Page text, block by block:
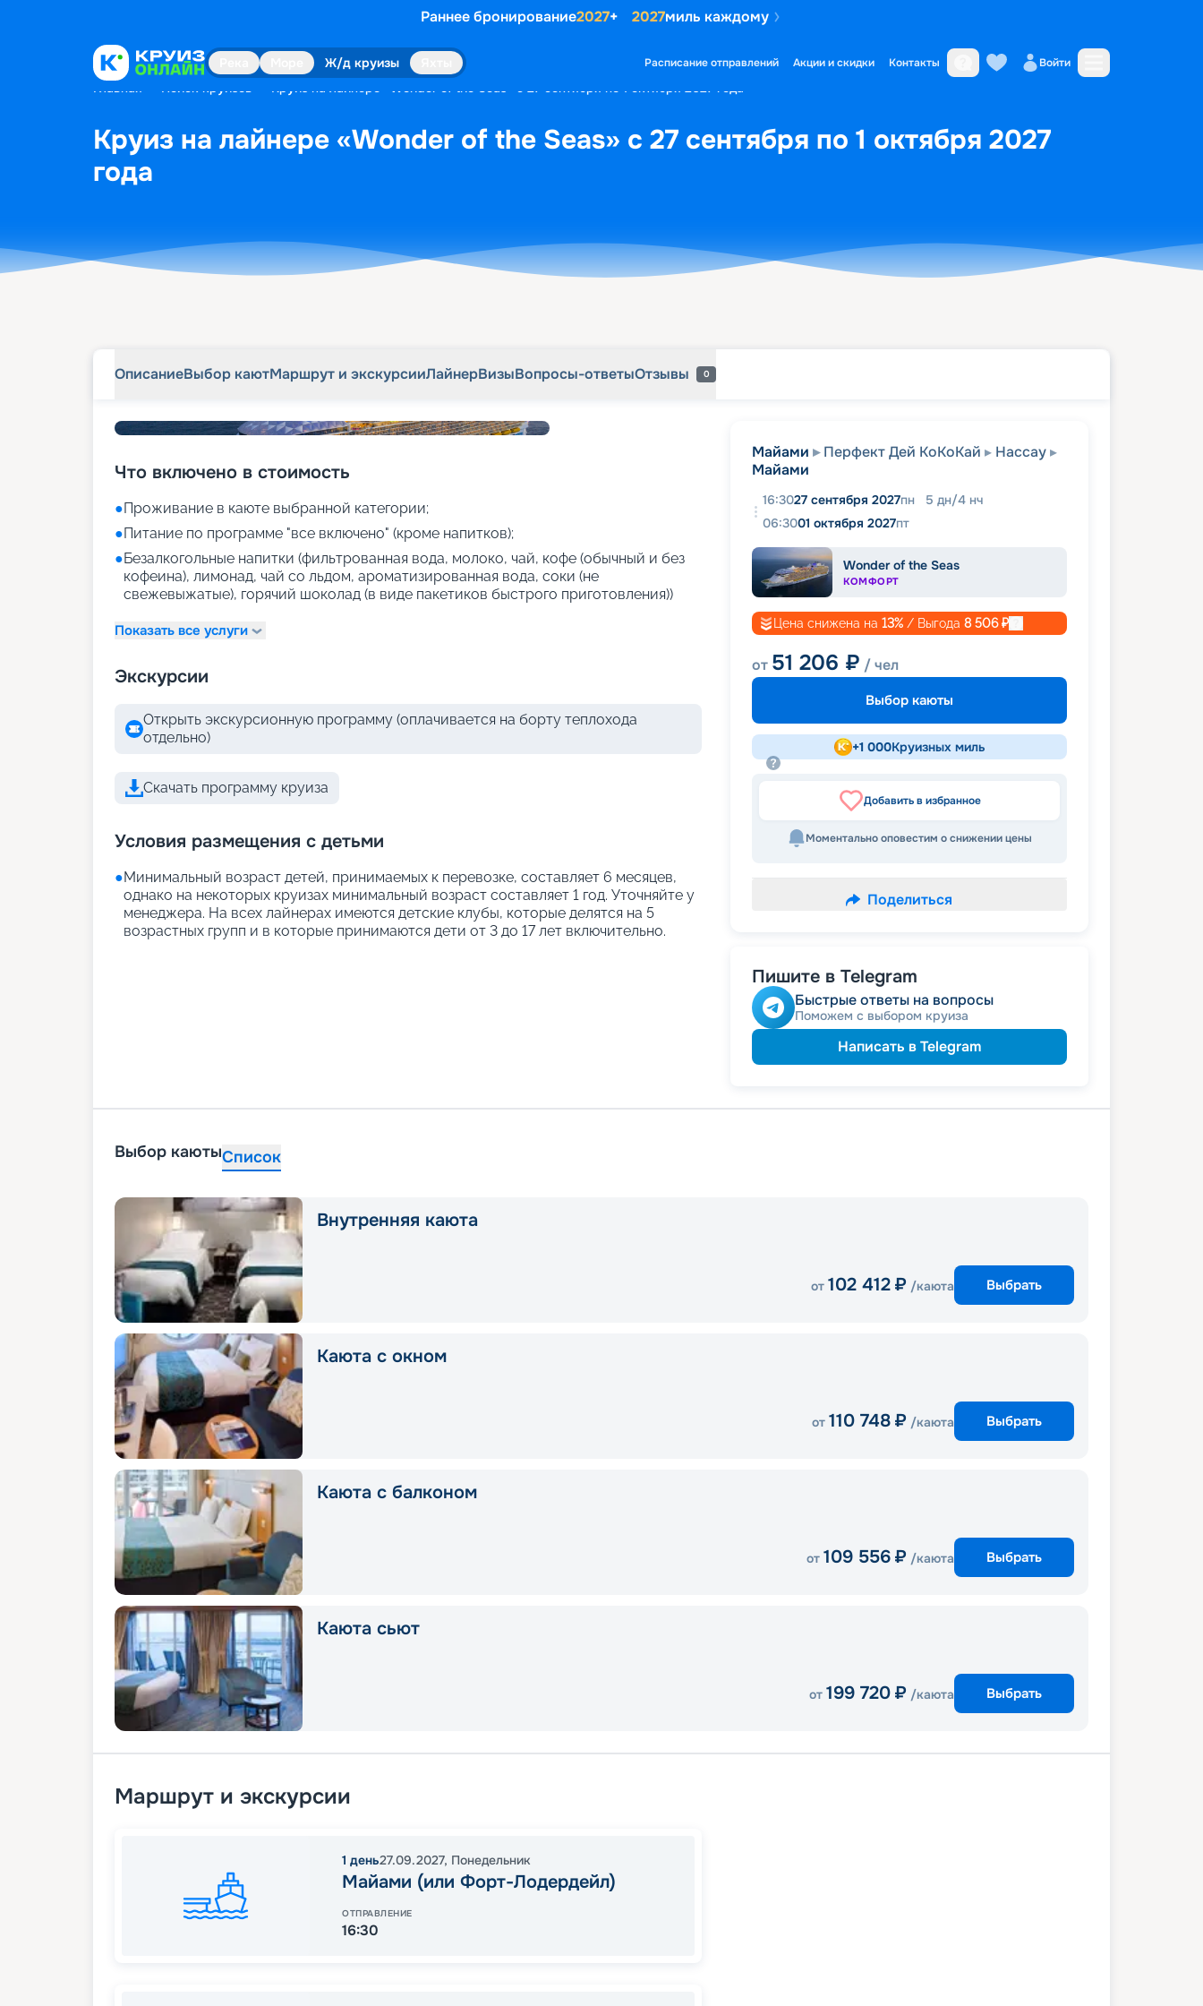
Раннее бронирование2027+ 2027миль каждому
Ж/д круизы Расписание отправлений Акции и скидки Контакты Войти
Главная Поиск круизов Круиз на лайнере «Wonder of the Seas» с 27 сентября по 1 октября 2027 года
Круиз на лайнере «Wonder of the Seas» с 27 сентября по 1 октября 2027
года
ОписаниеВыбор каютМаршрут и экскурсииЛайнерВизыВопросы-ответыОтзывы 0
Что включено в стоимость
●Проживание в каюте выбранной категории;
●Питание по программе "все включено" (кроме напитков);
●Безалкогольные напитки (фильтрованная вода, молоко, чай, кофе (обычный и без
кофеина), лимонад, чай со льдом, ароматизированная вода, соки (не
свежевыжатые), горячий шоколад (в виде пакетиков быстрого приготовления))
Показать все услуги
Экскурсии
Открыть экскурсионную программу (оплачивается на борту теплохода
отдельно)
Скачать программу круиза
Условия размещения с детьми
●Минимальный возраст детей, принимаемых к перевозке, составляет 6 месяцев,
однако на некоторых круизах минимальный возраст составляет 1 год. Уточняйте у
менеджера. На всех лайнерах имеются детские клубы, которые делятся на 5
возрастных групп и в которые принимаются дети от 3 до 17 лет включительно.
Майами Перфект Дей КоКоКай
Нассау
Майами
16:3027 сентября 2027пн 5 дн/4 нч
06:3001 октября 2027пт
Wonder of the Seas
КОМФОРТ
Цена снижена на 13% / Выгода 8 506₽
от 51 206 ₽ / чел
Выбор каюты
+1 000Круизных миль
Добавить в избранное
Моментально оповестим о снижении цены
Поделиться
Пишите в Telegram
Быстрые ответы на вопросы
Поможем с выбором круиза
Написать в Telegram
Выбор каютыСписок
Внутренняя каюта
от 102 412 ₽ /каюта Выбрать
Каюта с окном
от 110 748 ₽ /каюта Выбрать
Каюта с балконом
от 109 556 ₽ /каюта Выбрать
Каюта сьют
от 199 720 ₽ /каюта Выбрать
Маршрут и экскурсии
1 день27.09.2027, Понедельник
Майами (или Форт-Лодердейл)
ОТПРАВЛЕНИЕ
16:30